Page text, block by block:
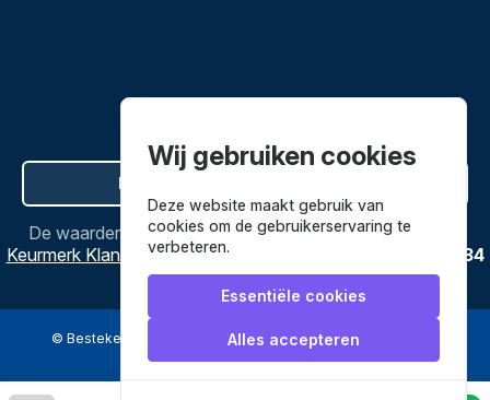
Hier de overeenkomst ontbinden
De waardering vanBestekenpannen.nlbijWebwinkel
Keurmerk Klantbeoordelingen
3634
reviews.
© Bestekenpannen.nl 2026 een webshop van
Wij gebruiken cookies
Deze website maakt gebruik van
cookies om de gebruikerservaring te
verbeteren.
Essentiële cookies
Alles accepteren